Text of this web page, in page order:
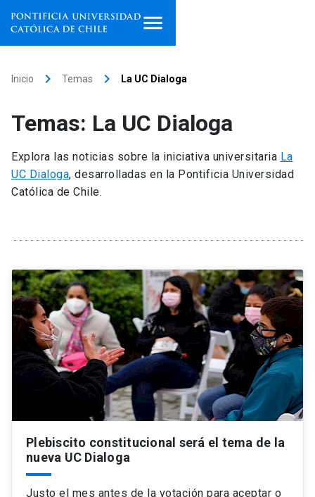
Facultades, escuelas e
institutos
Investigación
Vinculación
Universidad
Información para keyboard_arrow_down
Futuros estudiantes
Académicos
Go to english site launch
Admisión launch
Mi Cuenta UC launch
Inicio keyboard_arrow_right Temas keyboard_arrow_right La UC Dialoga
Temas: La UC Dialoga
Explora las noticias sobre la iniciativa universitaria La
UC Dialoga, desarrolladas en la Pontificia Universidad
Católica de Chile.
Plebiscito constitucional será el tema de la
nueva UC Dialoga
Justo el mes antes de la votación para aceptar o